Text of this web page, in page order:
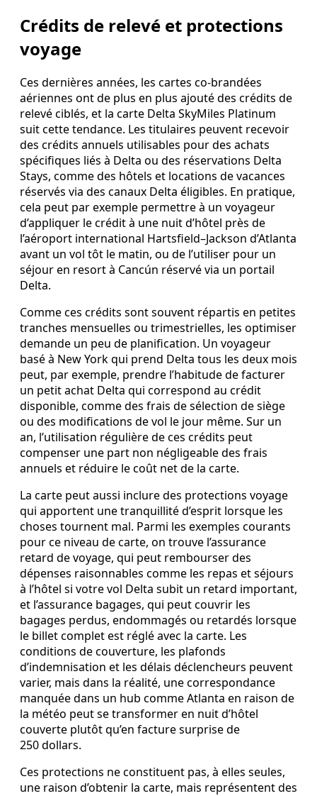
Crédits de relevé et protections
voyage
Ces dernières années, les cartes co‑brandées
aériennes ont de plus en plus ajouté des crédits de
relevé ciblés, et la carte Delta SkyMiles Platinum
suit cette tendance. Les titulaires peuvent recevoir
des crédits annuels utilisables pour des achats
spécifiques liés à Delta ou des réservations Delta
Stays, comme des hôtels et locations de vacances
réservés via des canaux Delta éligibles. En pratique,
cela peut par exemple permettre à un voyageur
d’appliquer le crédit à une nuit d’hôtel près de
l’aéroport international Hartsfield–Jackson d’Atlanta
avant un vol tôt le matin, ou de l’utiliser pour un
séjour en resort à Cancún réservé via un portail
Delta.
Comme ces crédits sont souvent répartis en petites
tranches mensuelles ou trimestrielles, les optimiser
demande un peu de planification. Un voyageur
basé à New York qui prend Delta tous les deux mois
peut, par exemple, prendre l’habitude de facturer
un petit achat Delta qui correspond au crédit
disponible, comme des frais de sélection de siège
ou des modifications de vol le jour même. Sur un
an, l’utilisation régulière de ces crédits peut
compenser une part non négligeable des frais
annuels et réduire le coût net de la carte.
La carte peut aussi inclure des protections voyage
qui apportent une tranquillité d’esprit lorsque les
choses tournent mal. Parmi les exemples courants
pour ce niveau de carte, on trouve l’assurance
retard de voyage, qui peut rembourser des
dépenses raisonnables comme les repas et séjours
à l’hôtel si votre vol Delta subit un retard important,
et l’assurance bagages, qui peut couvrir les
bagages perdus, endommagés ou retardés lorsque
le billet complet est réglé avec la carte. Les
conditions de couverture, les plafonds
d’indemnisation et les délais déclencheurs peuvent
varier, mais dans la réalité, une correspondance
manquée dans un hub comme Atlanta en raison de
la météo peut se transformer en nuit d’hôtel
couverte plutôt qu’en facture surprise de
250 dollars.
Ces protections ne constituent pas, à elles seules,
une raison d’obtenir la carte, mais représentent des